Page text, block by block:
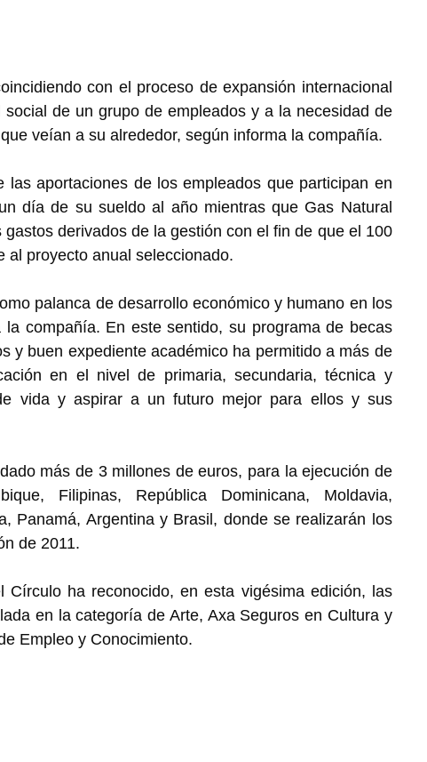
con el proceso de expansión internacional
de un grupo de empleados y a la necesidad de
veían a su alrededor, según informa la compañía.
aportaciones de los empleados que participan en
día de su sueldo al año mientras que Gas Natural
derivados de la gestión con el fin de que el 100
al proyecto anual seleccionado.
palanca de desarrollo económico y humano en los
compañía. En este sentido, su programa de becas
y buen expediente académico ha permitido a más de
en el nivel de primaria, secundaria, técnica y
vida y aspirar a un futuro mejor para ellos y sus
más de 3 millones de euros, para la ejecución de
Filipinas, República Dominicana, Moldavia,
Panamá, Argentina y Brasil, donde se realizarán los
de 2011.
ha reconocido, en esta vigésima edición, las
en la categoría de Arte, Axa Seguros en Cultura y
Empleo y Conocimiento.